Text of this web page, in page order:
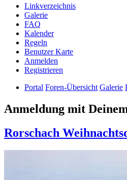
Linkverzeichnis
Galerie
FAQ
Kalender
Regeln
Benutzer Karte
Anmelden
Registrieren
Portal Foren-Übersicht Galerie
Anmeldung mit
Rorschach